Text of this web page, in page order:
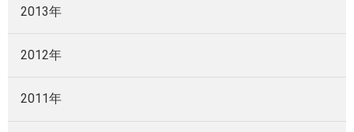
2013年
2012年
2011年